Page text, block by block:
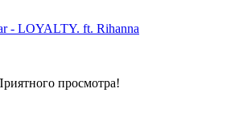
- LOYALTY. ft. Rihanna
просмотра!